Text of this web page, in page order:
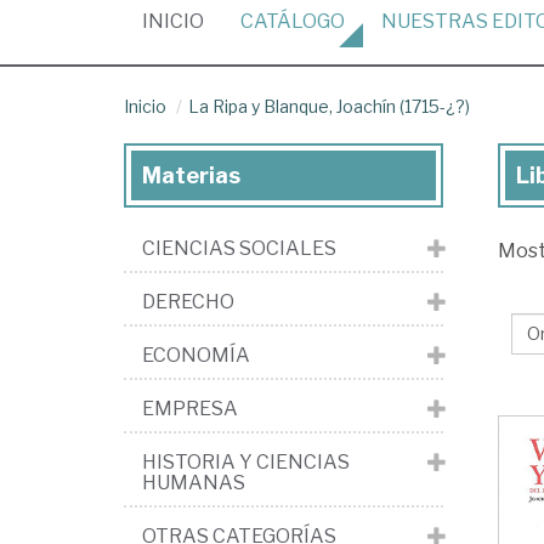
INICIO (CURRENT)
CATÁLOGO NUESTRAS
Inicio La Ripa y Blanque, Joachín (1715-¿?)
La
¿?)
Materias
CIENCIAS SOCIALES
DERECHO
ECONOMÍA
EMPRESA
HISTORIA Y CIENCIAS
HUMANAS
OTRAS CATEGORÍAS